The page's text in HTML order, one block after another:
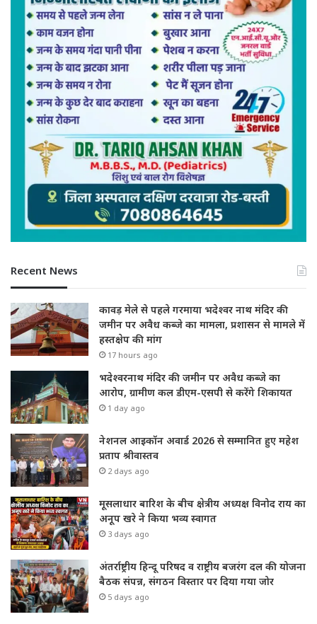
Recent News
कावड़ मेले से पहले गरमाया भदेश्वर नाथ मंदिर की
जमीन पर अवैध कब्जे का मामला, प्रशासन से मामले में
हस्तक्षेप की मांग
17 hours ago
भदेश्वरनाथ मंदिर की जमीन पर अवैध कब्जे का
आरोप, ग्रामीण कल डीएम-एसपी से करेंगे शिकायत
1 day ago
नेशनल आइकॉन अवार्ड 2026 से सम्मानित हुए महेश
प्रताप श्रीवास्तव
2 days ago
मूसलाधार बारिश के बीच क्षेत्रीय अध्यक्ष विनोद राय का
अनूप खरे ने किया भव्य स्वागत
3 days ago
अंतर्राष्ट्रीय हिन्दू परिषद व राष्ट्रीय बजरंग दल की योजना
बैठक संपन्न, संगठन विस्तार पर दिया गया जोर
5 days ago